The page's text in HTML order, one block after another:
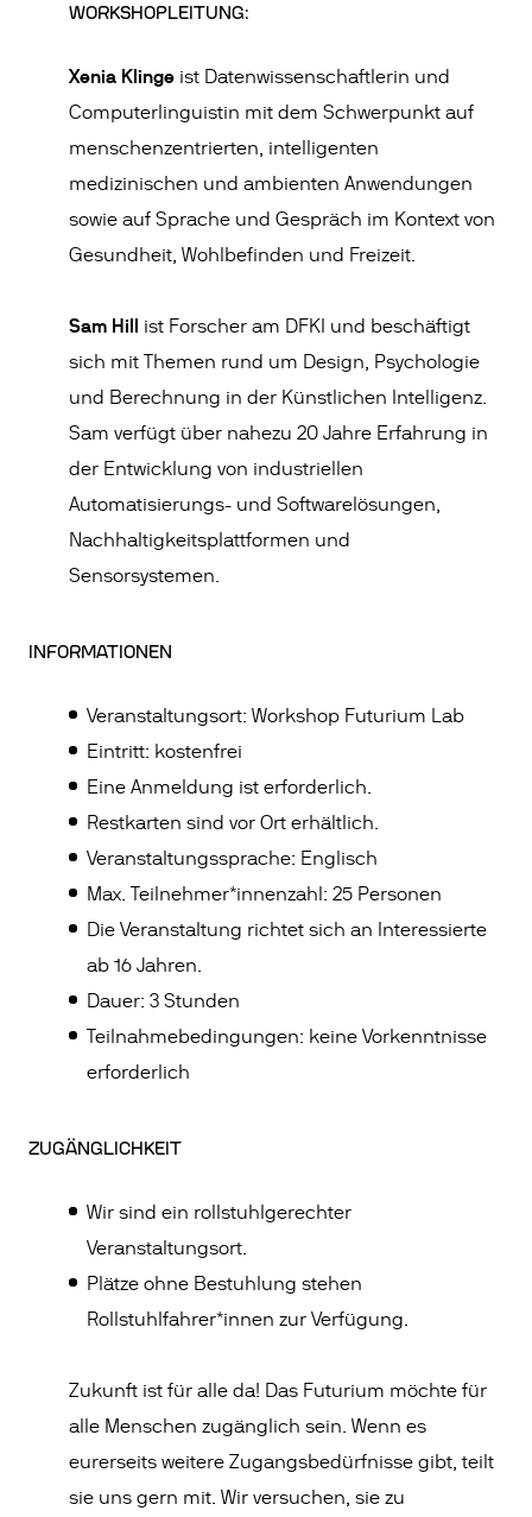
WORKSHOPLEITUNG:
Xenia Klinge ist Datenwissenschaftlerin und
Computerlinguistin mit dem Schwerpunkt auf
menschenzentrierten, intelligenten
medizinischen und ambienten Anwendungen
sowie auf Sprache und Gespräch im Kontext von
Gesundheit, Wohlbefinden und Freizeit.
Sam Hill ist Forscher am DFKI und beschäftigt
sich mit Themen rund um Design, Psychologie
und Berechnung in der Künstlichen Intelligenz.
Sam verfügt über nahezu 20 Jahre Erfahrung in
der Entwicklung von industriellen
Automatisierungs- und Softwarelösungen,
Nachhaltigkeitsplattformen und
Sensorsystemen.
INFORMATIONEN
Veranstaltungsort: Workshop Futurium Lab
Eintritt: kostenfrei
Eine Anmeldung ist erforderlich.
Restkarten sind vor Ort erhältlich.
Veranstaltungssprache: Englisch
Max. Teilnehmer*innenzahl: 25 Personen
Die Veranstaltung richtet sich an Interessierte
ab 16 Jahren.
Dauer: 3 Stunden
Teilnahmebedingungen: keine Vorkenntnisse
erforderlich
ZUGÄNGLICHKEIT
Wir sind ein rollstuhlgerechter
Veranstaltungsort.
Plätze ohne Bestuhlung stehen
Rollstuhlfahrer*innen zur Verfügung.
Zukunft ist für alle da! Das Futurium möchte für
alle Menschen zugänglich sein. Wenn es
eurerseits weitere Zugangsbedürfnisse gibt, teilt
sie uns gern mit. Wir versuchen, sie zu